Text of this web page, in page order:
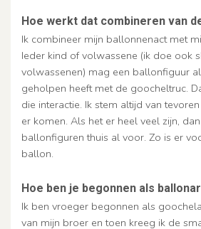
Hoe werkt dat combineren van
Ik combineer mijn ballonnenact met
Ieder kind of volwassene (ik doe ook
volwassenen) mag een ballonfiguur
geholpen heeft met de goocheltruc.
die interactie. Ik stem altijd van
er komen. Als het er heel veel zijn,
ballonfiguren thuis al voor. Zo is er
ballon.
Hoe ben je begonnen als
Ik ben vroeger begonnen als
van mijn broer en toen kreeg ik de